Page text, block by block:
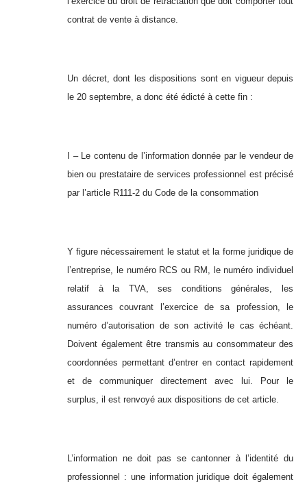
contrat de vente à distance.
Un décret, dont les dispositions sont en vigueur depuis
le 20 septembre, a donc été édicté à cette fin :
I – Le contenu de l’information donnée par le vendeur de
bien ou prestataire de services professionnel est précisé
par l’article R111-2 du Code de la consommation
Y figure nécessairement le statut et la forme juridique de
l’entreprise, le numéro RCS ou RM, le numéro individuel
relatif à la TVA, ses conditions générales, les
assurances couvrant l’exercice de sa profession, le
numéro d’autorisation de son activité le cas échéant.
Doivent également être transmis au consommateur des
coordonnées permettant d’entrer en contact rapidement
et de communiquer directement avec lui. Pour le
surplus, il est renvoyé aux dispositions de cet article.
L’information ne doit pas se cantonner à l’identité du
professionnel : une information juridique doit également